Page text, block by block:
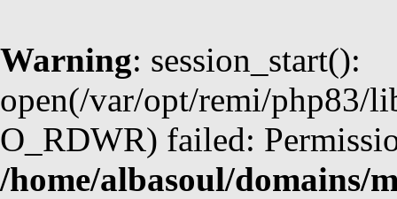
Warning: session_start():
open(/var/opt/remi/php83/
O_RDWR) failed:
/home/albasoul/domains/